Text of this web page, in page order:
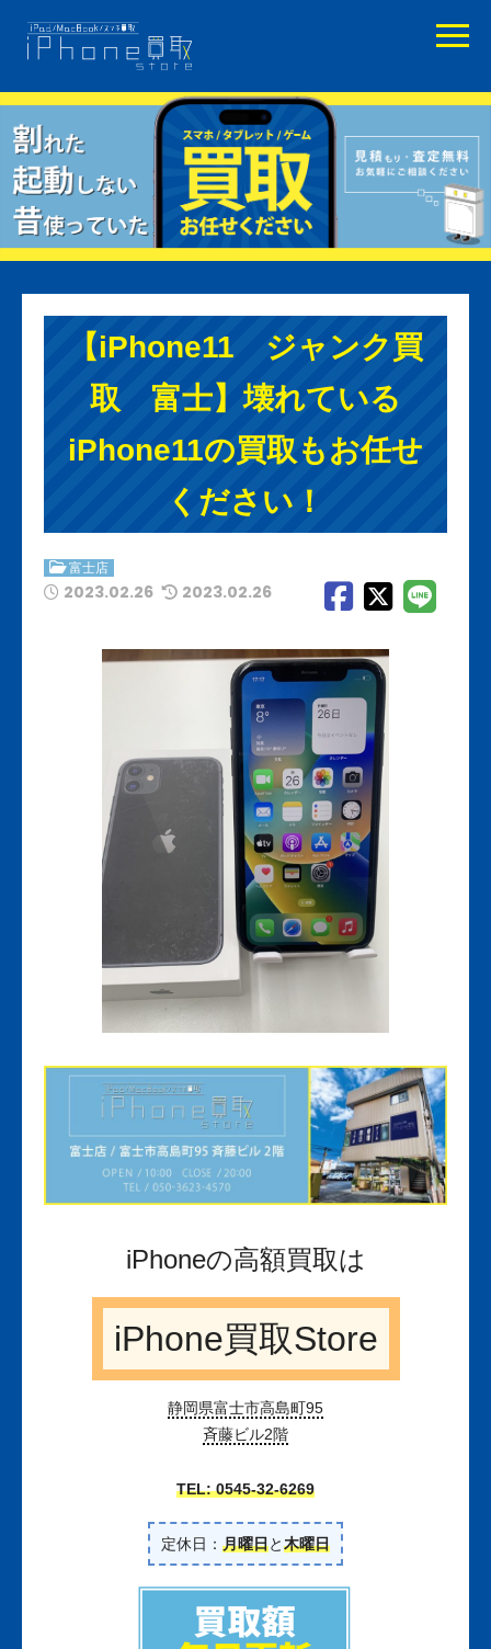
【iPhone11 ジャンク買
取 富士】壊れている
iPhone11の買取もお任せ
ください！
富士店
2023.02.26 2023.02.26
iPhoneの高額買取は
iPhone買取Store
静岡県富士市高島町95
斉藤ビル2階
TEL: 0545-32-6269
定休日： 月曜日と木曜日